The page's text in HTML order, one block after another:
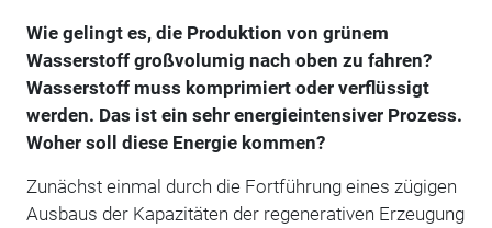
Wie gelingt es, die Produktion von grünem
Wasserstoff großvolumig nach oben zu fahren?
Wasserstoff muss komprimiert oder verflüssigt
werden. Das ist ein sehr energieintensiver Prozess.
Woher soll diese Energie kommen?
Zunächst einmal durch die Fortführung eines zügigen
Ausbaus der Kapazitäten der regenerativen Erzeugung